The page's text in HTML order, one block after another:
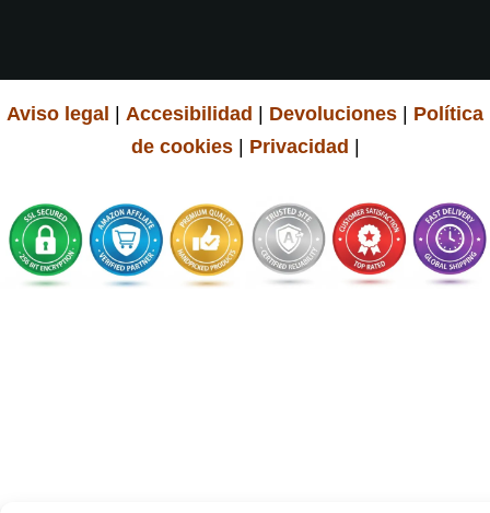
Aviso legal Accesibilidad Devoluciones
Política
de cookies| Privacidad